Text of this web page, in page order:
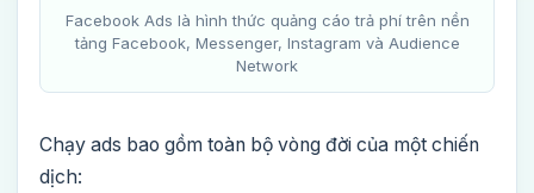
Facebook Ads là hình thức quảng cáo trả phí trên nền
tảng Facebook, Messenger, Instagram và Audience
Network
Chạy ads bao gồm toàn bộ vòng đời của một chiến
dịch: